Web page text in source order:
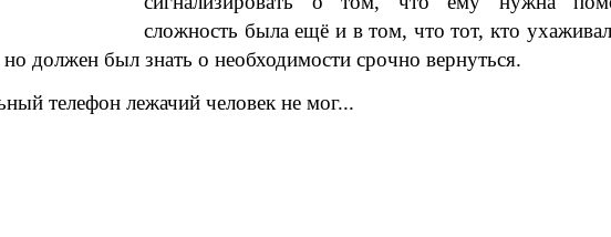
сложность была ещё и в том, что тот, кто
должен был знать о необходимости срочно вернуться.
телефон лежачий человек не мог...